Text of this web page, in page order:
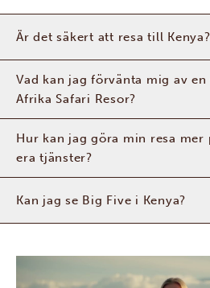
Är det säkert att resa till Kenya?
Vad kan jag förvänta mig av en
Afrika Safari Resor?
Hur kan jag göra min resa mer
era tjänster?
Kan jag se Big Five i Kenya?